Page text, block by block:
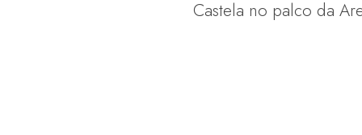
Castela no palco da